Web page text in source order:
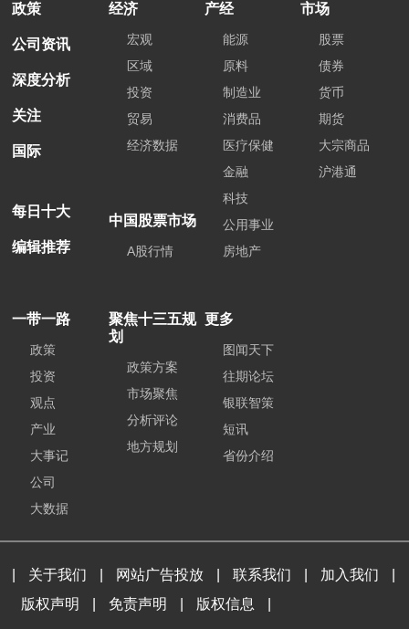
政策
公司资讯
深度分析
关注
国际
每日十大
编辑推荐
经济
宏观
区域
投资
贸易
经济数据
中国股票市场
A股行情
产经
能源
原料
制造业
消费品
医疗保健
金融
科技
公用事业
房地产
市场
股票
债券
货币
期货
大宗商品
沪港通
一带一路
政策
投资
观点
产业
大事记
公司
大数据
聚焦十三五规
划
政策方案
市场聚焦
分析评论
地方规划
更多
图闻天下
往期论坛
银联智策
短讯
省份介绍
关于我们 网站广告投放 联系我们 加入我们
版权声明
免责声明 版权信息